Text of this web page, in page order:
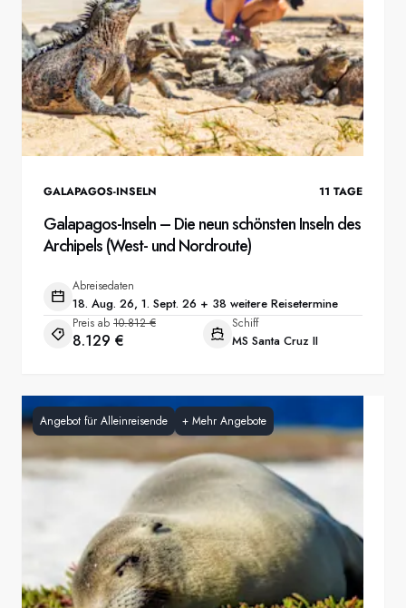
GALAPAGOS-INSELN 11 TAGE
Galapagos-Inseln – Die neun schönsten Inseln des
Archipels (West- und Nordroute)
Abreisedaten
18. Aug. 26, 1. Sept. 26 + 38 weitere Reisetermine
Preis ab 10.812 €
8.129 €
Schiff
MS Santa Cruz II
Angebot für Alleinreisende + Mehr Angebote